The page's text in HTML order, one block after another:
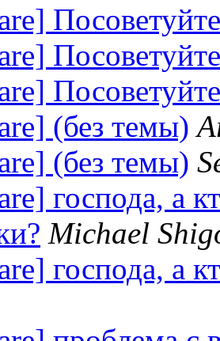
(без темы)
(без темы)
господа, а
Michael
господа, а